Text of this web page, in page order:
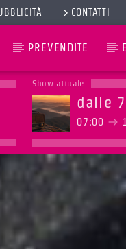
CONTATTI
PREVENDITE
Show attuale
dalle
07:00